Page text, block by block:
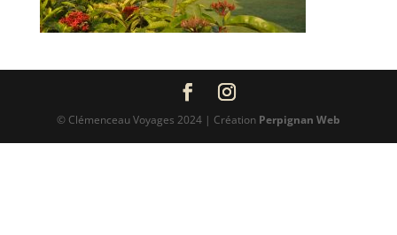
© Clémenceau Voyages 2024 | Création Perpignan Web